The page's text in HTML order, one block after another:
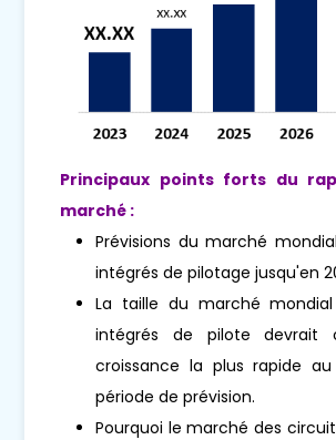
Principaux points forts du
marché :
Prévisions du marché
intégrés de pilotage jusqu'en
La taille du marché
intégrés de pilote devrait
croissance la plus rapide
période de prévision.
Pourquoi le marché des